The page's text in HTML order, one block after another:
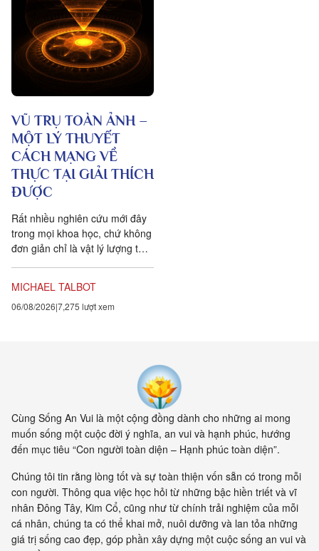
VŨ TRỤ TOÀN ẢNH –
MỘT LÝ THUYẾT
CÁCH MẠNG VỀ
THỰC TẠI GIẢI THÍCH
ĐƯỢC
Rất nhiều nghiên cứu mới đây
trong mọi khoa học, chứ không
đơn giản chỉ là vật lý lượng tử,
chúng ta tưởng. Một câu
chuyện khoa học đang xuất
kết nối. Khía cạnh quan trọng
nhất của sự sống không còn là
vật nữa, mà là mối liên hệ giữa
các vật.
MICHAEL TALBOT
06/08/2026 7,275 lượt xem
Cùng Sống An Vui là một cộng đồng dành cho những ai mong
muốn sống một cuộc đời ý nghĩa, an vui và hạnh phúc, hướng
đến mục tiêu “Con người toàn diện – Hạnh phúc toàn diện”.
Chúng tôi tin rằng lòng tốt và sự toàn thiện vốn sẵn có trong mỗi
con người. Thông qua việc học hỏi từ những bậc hiền triết và vĩ
nhân Đông Tây, Kim Cổ, cũng như từ chính trải nghiệm của mỗi
cá nhân, chúng ta có thể khai mở, nuôi dưỡng và lan tỏa những
giá trị sống cao đẹp, góp phần xây dựng một cuộc sống an vui và